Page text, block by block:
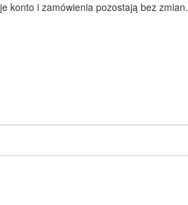
konto i zamówienia pozostają bez zmian.